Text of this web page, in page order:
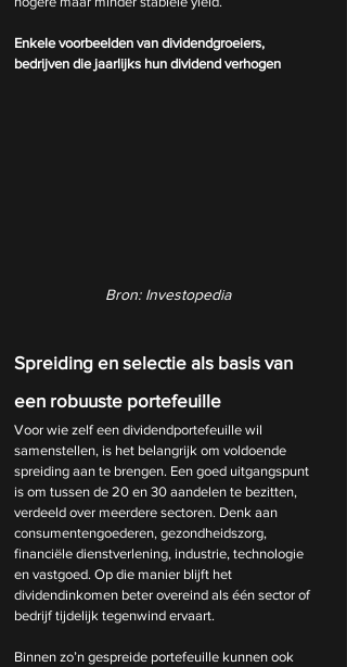
Enkele voorbeelden van dividendgroeiers,
bedrijven die jaarlijks hun dividend verhogen
Bron: Investopedia
Spreiding en selectie als basis van
een robuuste portefeuille
Voor wie zelf een dividendportefeuille wil
samenstellen, is het belangrijk om voldoende
spreiding aan te brengen. Een goed uitgangspunt
is om tussen de 20 en 30 aandelen te bezitten,
verdeeld over meerdere sectoren. Denk aan
consumentengoederen, gezondheidszorg,
financiële dienstverlening, industrie, technologie
en vastgoed. Op die manier blijft het
dividendinkomen beter overeind als één sector of
bedrijf tijdelijk tegenwind ervaart.
Binnen zo’n gespreide portefeuille kunnen ook